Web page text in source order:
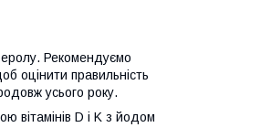
Рекомендуємо
оцінити правильність
усього року.
вітамінів D і K з йодом